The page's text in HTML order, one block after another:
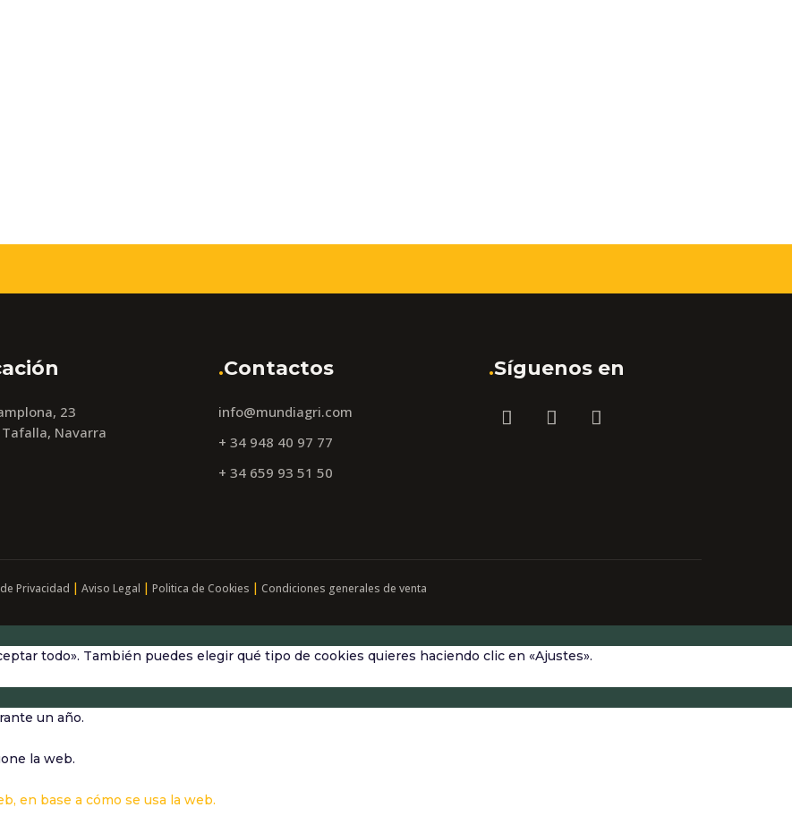
23
Navarra
.Contactos
info@mundiagri.com
+ 34 948 40 97 77
+ 34 659 93 51 50
.Síguenos en
Privacidad | Aviso Legal | Politica de Cookies | Condiciones generales de venta
todo». También puedes elegir qué tipo de cookies quieres haciendo clic en «Ajustes».
un año.
la web.
en base a cómo se usa la web.